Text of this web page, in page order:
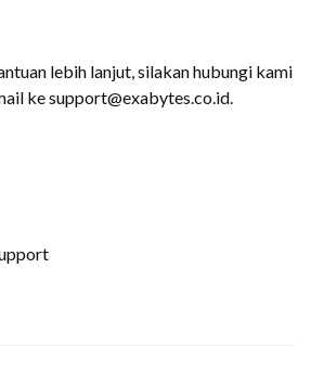
lebih lanjut, silakan hubungi kami
ke support@exabytes.co.id.